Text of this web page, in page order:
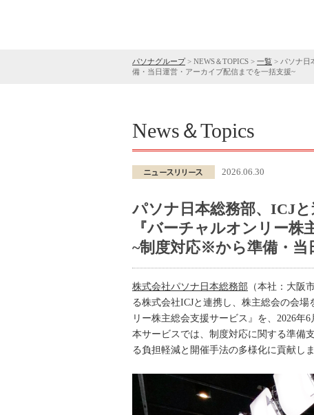
パソナグループ> NEWS＆TOPICS > 一覧 > パソナ日
備・当日運営・アーカイブ配信までを一括支援~
News＆Topics
2026.06.30
パソナ日本総務部、ICJ
『バーチャルオンリー
~制度対応※から準備・当
株式会社パソナ日本総務部 （本社：大阪
る株式会社ICJと連携し、株主総会の会
リー株主総会支援サービス』を、2026年
本サービスでは、制度対応に関する準備
る負担軽減と開催手法の多様化に貢献しま